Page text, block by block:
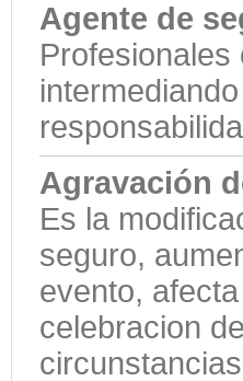
Agente de
Agravación
Es la
seguro,
evento,
celebracion